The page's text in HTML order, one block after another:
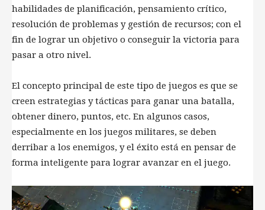
habilidades de planificación, pensamiento crítico,
resolución de problemas y gestión de recursos; con el
fin de lograr un objetivo o conseguir la victoria para
pasar a otro nivel.
El concepto principal de este tipo de juegos es que se
creen estrategias y tácticas para ganar una batalla,
obtener dinero, puntos, etc. En algunos casos,
especialmente en los juegos militares, se deben
derribar a los enemigos, y el éxito está en pensar de
forma inteligente para lograr avanzar en el juego.